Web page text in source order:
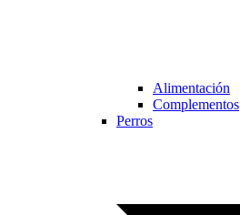
Alimentación
Complementos
Perros